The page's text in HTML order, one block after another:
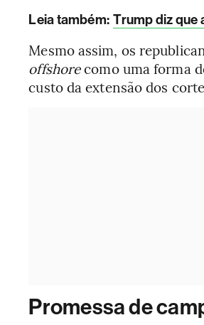
Leia também: Trump diz que
Mesmo assim, os
offshorecomo uma forma
custo da extensão dos
Promessa de